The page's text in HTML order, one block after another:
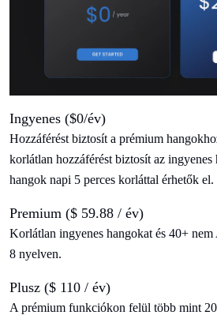
Ingyenes ($0/év)
Hozzáférést biztosít a prémium
korlátlan hozzáférést biztosít az ingyenes
hangok napi 5 perces korláttal érhetők el.
Premium ($ 59.88 / év)
Korlátlan ingyenes hangokat és 40+
8 nyelven.
Plusz ($ 110 / év)
A prémium funkciókon felül több mint